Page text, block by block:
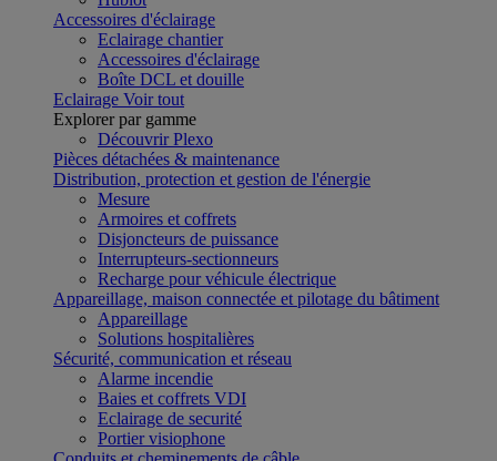
Accessoires d'éclairage
Eclairage chantier
Accessoires d'éclairage
Boîte DCL et douille
Eclairage Voir tout
Explorer par gamme
Découvrir Plexo
Pièces détachées & maintenance
Distribution, protection et gestion de l'énergie
Mesure
Armoires et coffrets
Disjoncteurs de puissance
Interrupteurs-sectionneurs
Recharge pour véhicule électrique
Appareillage, maison connectée et pilotage du bâtiment
Appareillage
Solutions hospitalières
Sécurité, communication et réseau
Alarme incendie
Baies et coffrets VDI
Eclairage de securité
Portier visiophone